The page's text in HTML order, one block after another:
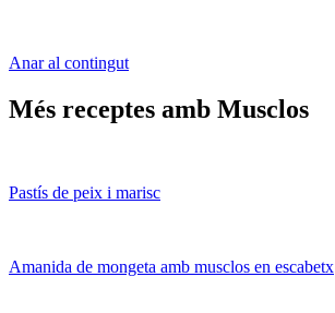
Anar al contingut
Més receptes amb Musclos
Pastís de peix i marisc
Amanida de mongeta amb musclos en escabetx